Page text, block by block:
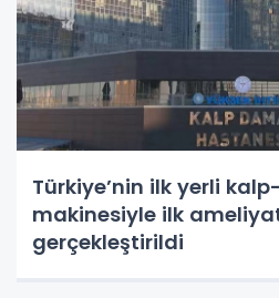
Türkiye’nin ilk yerli
makinesiyle ilk
gerçekleştirildi